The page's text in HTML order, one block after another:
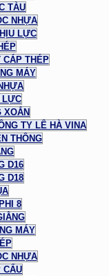
TÀU
NHỰA
LỰC
THÉP
MÁY
LỰC
XOẮN
TY LÊ HÀ VINA
THÔNG
D16
D18
8
MÁY
NHỰA
CẨU